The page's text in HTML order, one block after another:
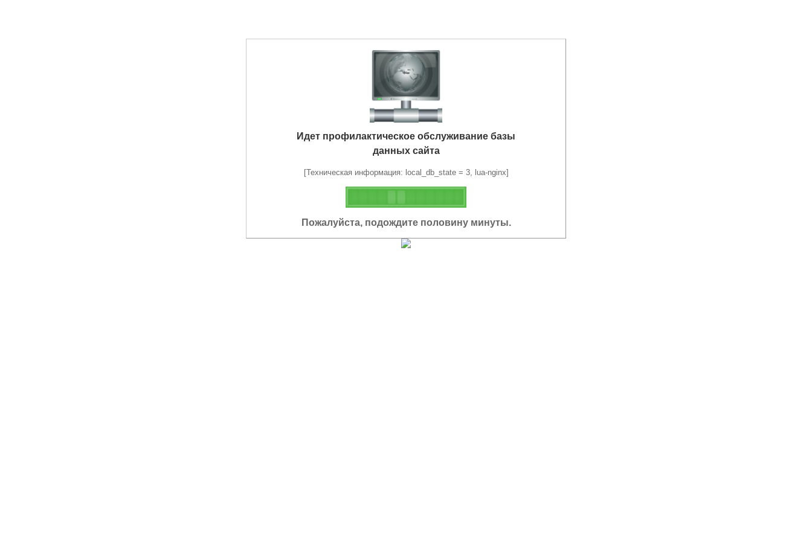
Идет профилактическое обслуживание базы
данных сайта
[Техническая информация: local_db_state = 3, lua-nginx]
Пожалуйста, подождите половину минуты.